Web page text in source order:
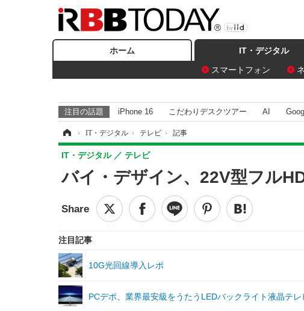
ホーム
IT・デジタル
スマートフォン
注目の話題 iPhone 16 こだわりデスクツアー AI
› IT・デジタル › テレビ › 記事
バイ・デザイン、22V型フル
IT・デジタル テレビ
注目記事
10G光回線導入レポ
PCデポ、業界最安級をうたうLEDバックライト液晶テ